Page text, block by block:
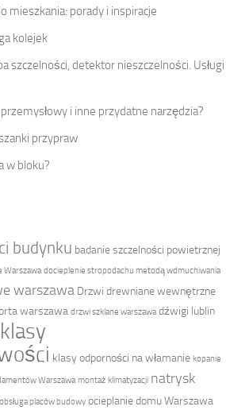
mieszkania: porady i inspiracje
kolejek
szczelności, detektor nieszczelności. Usługi
i inne przydatne narzędzia?
przypraw
w bloku?
budynku badanie szczelności powietrznej
Warszawa docieplenie stropodachu metodą wdmuchiwania
warszawa Drzwi drewniane wewnętrzne
warszawa drzwi szklane warszawa dźwigi lublin
klasy
klasy odporności na włamanie kopanie
Warszawa montaż klimatyzacji natrysk
obsługa placów budowy ocieplanie domu Warszawa